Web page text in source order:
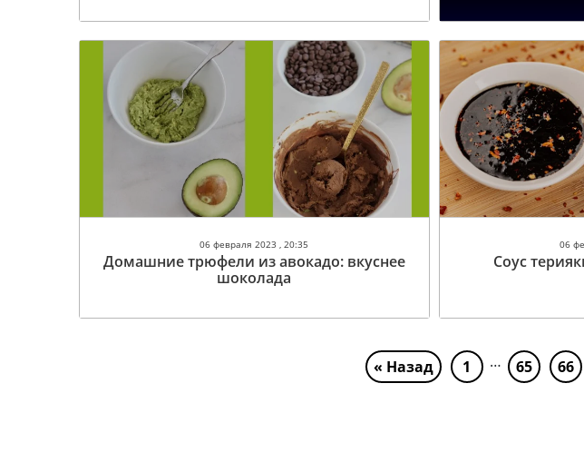
06 февраля 2023 , 20:35
Домашние трюфели из авокадо: вкуснее
шоколада
06
Соус
« Назад 1 … 65 66